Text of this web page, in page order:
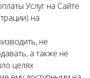
Услуг на Сайте
на
не
а также не
целях